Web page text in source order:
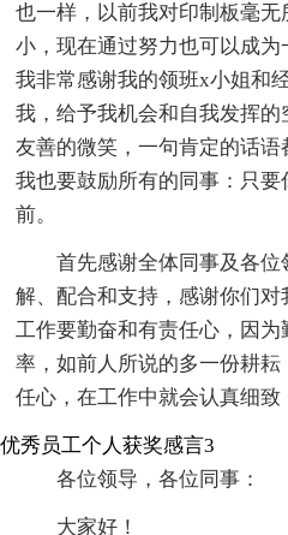
也一样，以前我对印制板毫
小，现在通过努力也可以成为
我非常感谢我的领班x小姐和
我，给予我机会和自我发挥
友善的微笑，一句肯定的话
我也要鼓励所有的同事：只
前。
首先感谢全体同事及各
解、配合和支持，感谢你们
工作要勤奋和有责任心，因
率，如前人所说的多一份耕
任心，在工作中就会认真细致
优秀员工个人获奖感言3
各位领导，各位同事：
大家好！